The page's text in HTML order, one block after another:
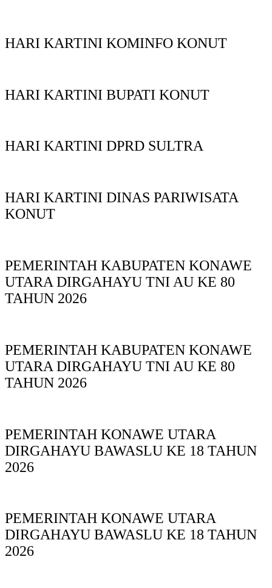
HARI KARTINI KOMINFO KONUT
HARI KARTINI BUPATI KONUT
HARI KARTINI DPRD SULTRA
HARI KARTINI DINAS PARIWISATA
KONUT
PEMERINTAH KABUPATEN KONAWE
UTARA DIRGAHAYU TNI AU KE 80
TAHUN 2026
PEMERINTAH KABUPATEN KONAWE
UTARA DIRGAHAYU TNI AU KE 80
TAHUN 2026
PEMERINTAH KONAWE UTARA
DIRGAHAYU BAWASLU KE 18 TAHUN
2026
PEMERINTAH KONAWE UTARA
DIRGAHAYU BAWASLU KE 18 TAHUN
2026